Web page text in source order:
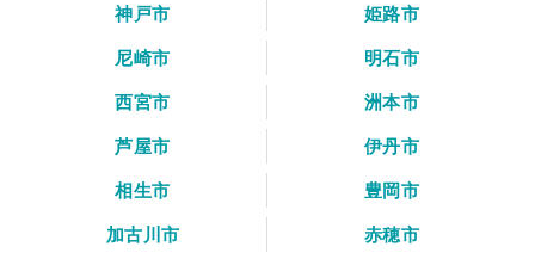
神戸市
姫路市
尼崎市
明石市
西宮市
洲本市
芦屋市
伊丹市
相生市
豊岡市
加古川市
赤穂市